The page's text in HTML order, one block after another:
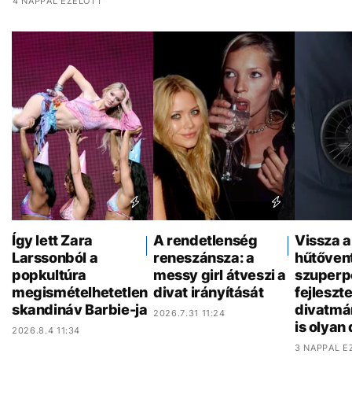
Így lett Zara
Larssonból a
popkultúra
megismételhetetlen
skandináv Barbie-ja
2026.8.4 11:34
A rendetlenség
reneszánsza: a
messy girl átveszi a
divat irányítását
2026.7.31 11:24
Vissza
is olyan
3 NAPPAL